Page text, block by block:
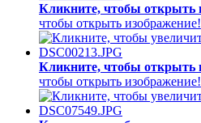
Кликните, чтобы открыть
чтобы открыть изображение!
Кликните, чтобы открыть
чтобы открыть изображение!